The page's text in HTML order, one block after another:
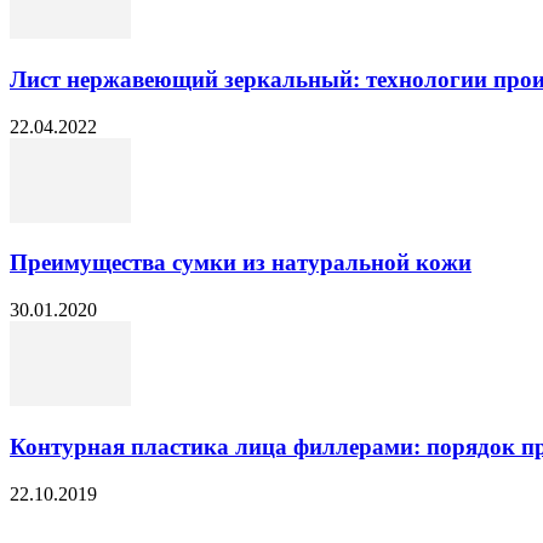
Лист нержавеющий зеркальный: технологии
22.04.2022
Преимущества сумки из натуральной кожи
30.01.2020
Контурная пластика лица филлерами: порядок
22.10.2019